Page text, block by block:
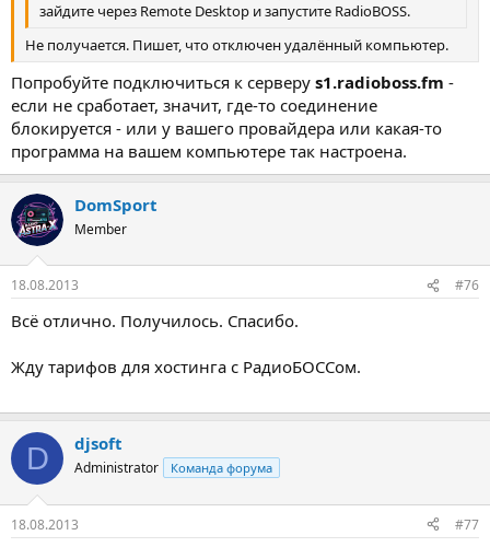
зайдите через Remote Desktop и запустите RadioBOSS.
Не получается. Пишет, что отключен удалённый компьютер.
Попробуйте подключиться к серверу s1.radioboss.fm -
если не сработает, значит, где-то соединение
блокируется - или у вашего провайдера или какая-то
программа на вашем компьютере так настроена.
DomSport
Member
18.08.2013 #76
Всё отлично. Получилось. Спасибо.
Жду тарифов для хостинга с РадиоБОССом.
D djsoft
Administrator Команда форума
18.08.2013 #77